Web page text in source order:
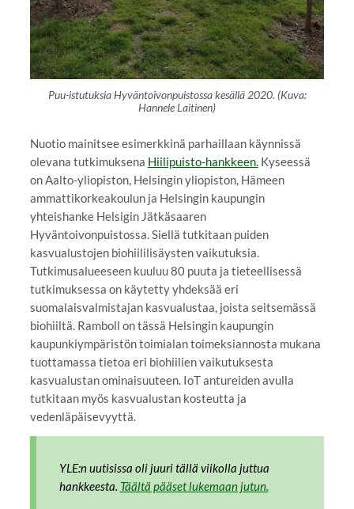
Puu-istutuksia Hyväntoivonpuistossa kesällä 2020. (Kuva:
Hannele Laitinen)
Nuotio mainitsee esimerkkinä parhaillaan käynnissä
olevana tutkimuksena Hiilipuisto-hankkeen.Kyseessä
on Aalto-yliopiston, Helsingin yliopiston, Hämeen
ammattikorkeakoulun ja Helsingin kaupungin
yhteishanke Helsigin Jätkäsaaren
Hyväntoivonpuistossa. Siellä tutkitaan puiden
kasvualustojen biohiililisäysten vaikutuksia.
Tutkimusalueeseen kuuluu 80 puuta ja tieteellisessä
tutkimuksessa on käytetty yhdeksää eri
suomalaisvalmistajan kasvualustaa, joista seitsemässä
biohiiltä. Ramboll on tässä Helsingin kaupungin
kaupunkiympäristön toimialan toimeksiannosta mukana
tuottamassa tietoa eri biohiilien vaikutuksesta
kasvualustan ominaisuuteen. IoT antureiden avulla
tutkitaan myös kasvualustan kosteutta ja
vedenläpäisevyyttä.
YLE:n uutisissa oli juuri tällä viikolla juttua
hankkeesta. Täältä pääset lukemaan jutun.